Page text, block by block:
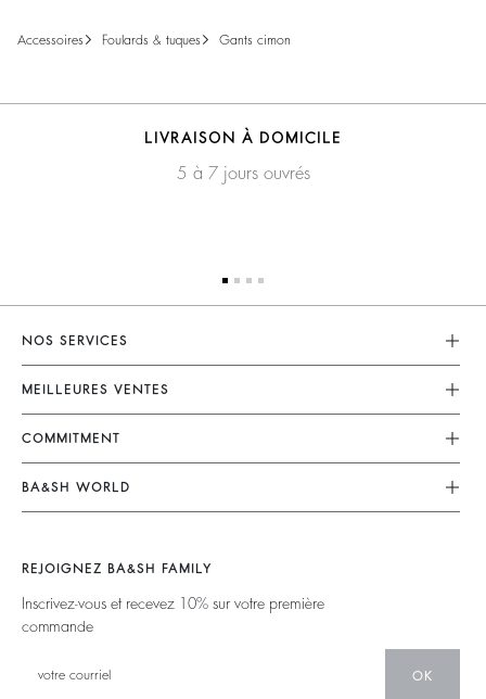
accessoires foulards & tuques gants cimon
LIVRAISON À DOMICILE
5 à 7 jours ouvrés
NOS SERVICES
Service Client
Mon Compte
Guide Des Tailles
Accessibilité
MEILLEURES VENTES
Robes
Combinaisons
Tops & Chemises
Chandails & Cardigans
Dos Nus
Denim
COMMITMENT
Nos Engagements
Opérations
Partenaires
Circularité
BA&SH WORLD
Nos Magasins
Talents
Nouvelle Collection
REJOIGNEZ BA&SH FAMILY
Inscrivez-vous et recevez 10% sur votre première
commande
OK